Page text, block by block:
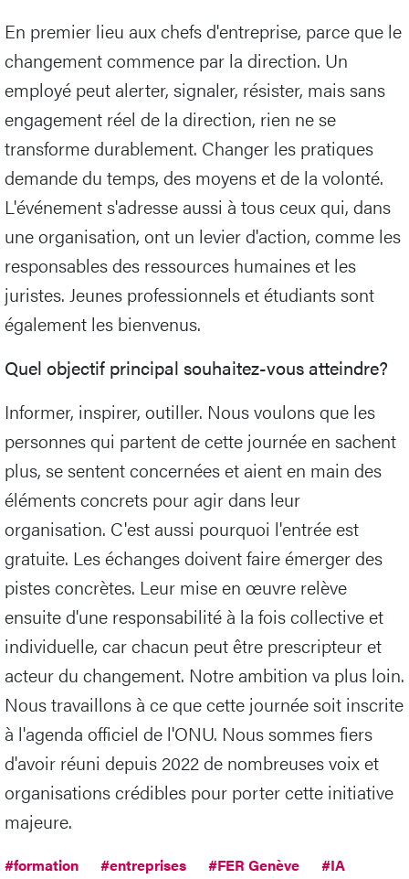
En premier lieu aux chefs d'entreprise, parce que le
changement commence par la direction. Un
employé peut alerter, signaler, résister, mais sans
engagement réel de la direction, rien ne se
transforme durablement. Changer les pratiques
demande du temps, des moyens et de la volonté.
L'événement s'adresse aussi à tous ceux qui, dans
une organisation, ont un levier d'action, comme les
responsables des ressources humaines et les
juristes. Jeunes professionnels et étudiants sont
également les bienvenus.
Quel objectif principal souhaitez-vous atteindre?
Informer, inspirer, outiller. Nous voulons que les
personnes qui partent de cette journée en sachent
plus, se sentent concernées et aient en main des
éléments concrets pour agir dans leur
organisation. C'est aussi pourquoi l'entrée est
gratuite. Les échanges doivent faire émerger des
pistes concrètes. Leur mise en œuvre relève
ensuite d'une responsabilité à la fois collective et
individuelle, car chacun peut être prescripteur et
acteur du changement. Notre ambition va plus loin.
Nous travaillons à ce que cette journée soit inscrite
à l'agenda officiel de l'ONU. Nous sommes fiers
d'avoir réuni depuis 2022 de nombreuses voix et
organisations crédibles pour porter cette initiative
majeure.
#formation #entreprises #FER Genève #IA